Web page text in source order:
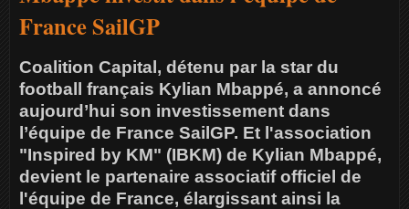
France SailGP
Coalition Capital, détenu par la star du
football français Kylian Mbappé, a annoncé
aujourd’hui son investissement dans
l’équipe de France SailGP. Et l'association
"Inspired by KM" (IBKM) de Kylian Mbappé,
devient le partenaire associatif officiel de
l'équipe de France, élargissant ainsi la